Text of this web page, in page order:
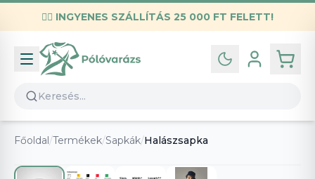
✌🏼 INGYENES SZÁLLÍTÁS 25 000 FT FELETT!
Infó
Kapcsolat
GYIK
Általános szerződési feltételek
Adatvédelmi nyilatkozat
Főoldal /Termékek/Sapkák/Halászsapka